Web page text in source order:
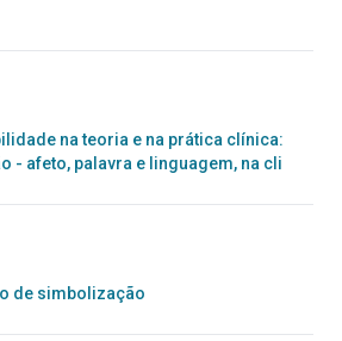
na teoria e na prática clínica:
- afeto, palavra e linguagem, na cli
de simbolização